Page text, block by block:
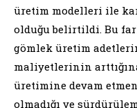
üretim modelleri ile
olduğu belirtildi. Bu
gömlek üretim
maliyetlerinin
üretimine devam
olmadığı ve